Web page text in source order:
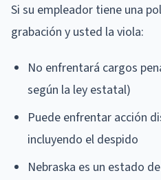
Si su empleador tiene una
grabación y usted la viola:
No enfrentará cargos
según la ley estatal)
Puede enfrentar acción
incluyendo el despido
Nebraska es un estado de